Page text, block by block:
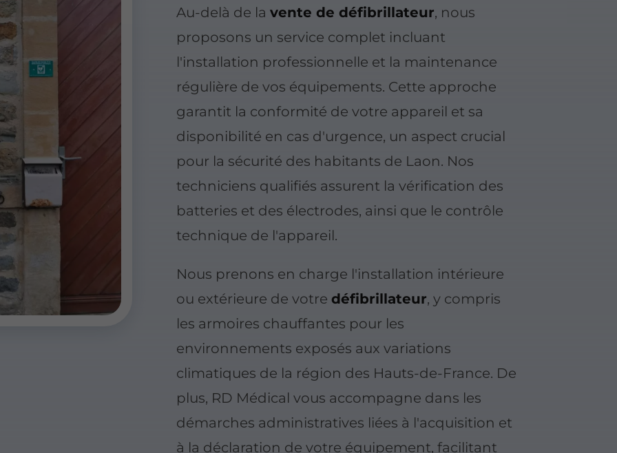
Au-delà de la vente de défibrillateur, nous
proposons un service complet incluant
l'installation professionnelle et la maintenance
régulière de vos équipements. Cette approche
garantit la conformité de votre appareil et sa
disponibilité en cas d'urgence, un aspect crucial
pour la sécurité des habitants de Laon. Nos
techniciens qualifiés assurent la vérification des
batteries et des électrodes, ainsi que le contrôle
technique de l'appareil.
Nous prenons en charge l'installation intérieure
ou extérieure de votre défibrillateur, y compris
les armoires chauffantes pour les
environnements exposés aux variations
climatiques de la région des Hauts-de-France. De
plus, RD Médical vous accompagne dans les
démarches administratives liées à l'acquisition et
à la déclaration de votre équipement, facilitant